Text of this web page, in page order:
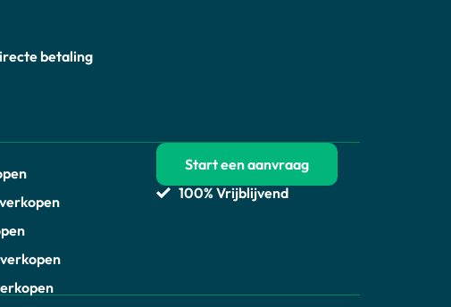
betaling
Start een aanvraag
100% Vrijblijvend